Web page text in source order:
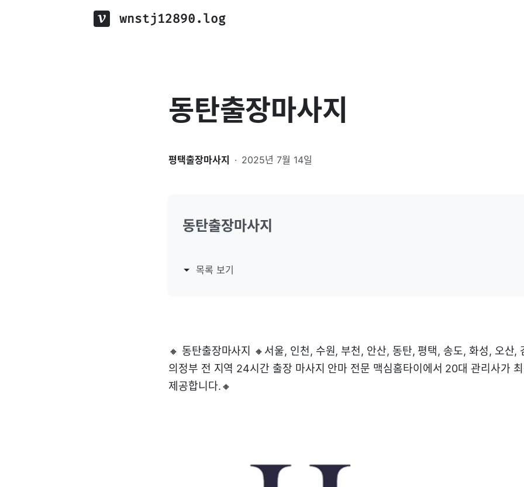
wnstj12890.log
동탄출장마사지
평택출장마사지 · 2025년 7월 14일
동탄출장마사지
목록 보기
🔸 동탄출장마사지 🔸서울, 인천, 수원, 부천, 안산, 동탄, 평택, 송도, 화성, 오산,
의정부 전 지역 24시간 출장 마사지 안마 전문 맥심홈타이에서 20대 관리사가
제공합니다.🔸